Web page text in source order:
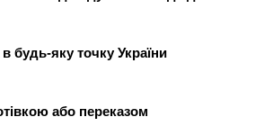
будь-яку точку України
або переказом